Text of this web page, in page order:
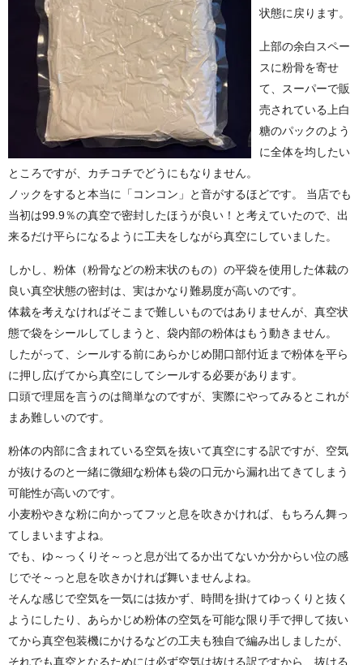
状態に戻ります。
上部の余白スペー
スに粉骨を寄せ
て、スーパーで販
売されている上白
糖のパックのよう
に全体を均したい
ところですが、カチコチでどうにもなりません。
ノックをすると本当に「コンコン」と音がするほどです。 当店でも
当初は99.9％の真空で密封したほうが良い！と考えていたので、出
来るだけ平らになるように工夫をしながら真空にしていました。
しかし、粉体（粉骨などの粉末状のもの）の平袋を使用した体裁の
良い真空状態の密封は、実はかなり難易度が高いのです。
体裁を考えなければそこまで難しいものではありませんが、真空状
態で袋をシールしてしまうと、袋内部の粉体はもう動きません。
したがって、シールする前にあらかじめ開口部付近まで粉体を平ら
に押し広げてから真空にしてシールする必要があります。
口頭で理屈を言うのは簡単なのですが、実際にやってみるとこれが
まあ難しいのです。
粉体の内部に含まれている空気を抜いて真空にする訳ですが、空気
が抜けるのと一緒に微細な粉体も袋の口元から漏れ出てきてしまう
可能性が高いのです。
小麦粉やきな粉に向かってフッと息を吹きかければ、もちろん舞っ
てしまいますよね。
でも、ゆ～っくりそ～っと息が出てるか出てないか分からい位の感
じでそ～っと息を吹きかければ舞いませんよね。
そんな感じで空気を一気には抜かず、時間を掛けてゆっくりと抜く
ようにしたり、あらかじめ粉体の空気を可能な限り手で押して抜い
てから真空包装機にかけるなどの工夫も独自で編み出しましたが、
それでも真空となるためには必ず空気は抜ける訳ですから、抜ける